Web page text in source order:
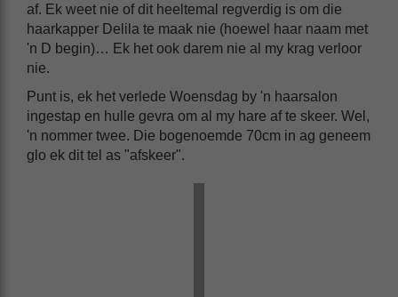
af. Ek weet nie of dit heeltemal regverdig is om die
haarkapper Delila te maak nie (hoewel haar naam met
'n D begin)… Ek het ook darem nie al my krag verloor
nie.
Punt is, ek het verlede Woensdag by 'n haarsalon
ingestap en hulle gevra om al my hare af te skeer. Wel,
'n nommer twee. Die bogenoemde 70cm in ag geneem
glo ek dit tel as "afskeer".